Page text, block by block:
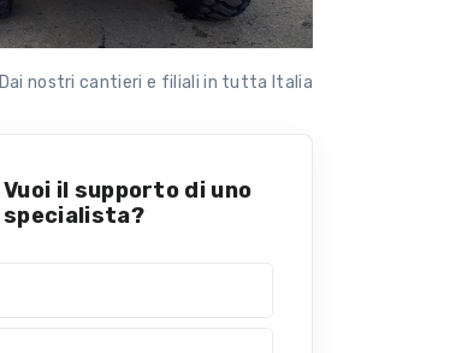
Dai nostri cantieri e filiali in tutta Italia
Vuoi il supporto di uno
specialista?